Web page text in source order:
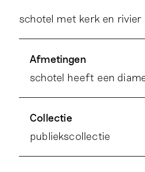
schotel met kerk en rivier
Afmetingen
schotel heeft een
Collectie
publiekscollectie